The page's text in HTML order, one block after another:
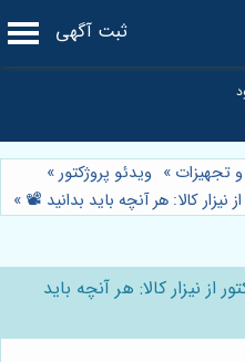
ثبت آگهی
و تجهیزات » ویدئو پروژکتور»
نیزار کالا: هر آنچه باید بدانید 📽️ »
از نیزار کالا: هر آنچه باید